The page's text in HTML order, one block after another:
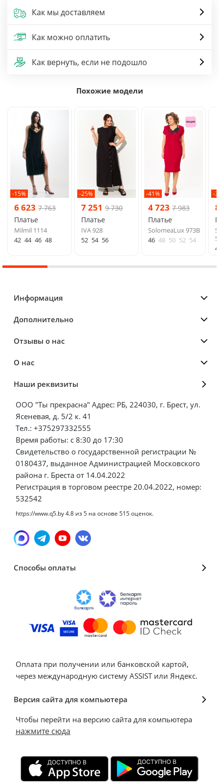
Как мы доставляем
Как можно оплатить
Как вернуть, если не подошло
Похожие модели
-15%
6 623 7 763
Платье
Milmil 1114
42 44 46 48
-25%
7 251 9 730
Платье
IVA 928
52 54 56
-41%
4 723 7 983
Платье
SolomeaLux 973В
46 48 50 52 54
-
Информация
Дополнительно
Отзывы о нас
О нас
Наши реквизиты
ООО "Ты прекрасна" Адрес: РБ, 224030, г. Брест, ул.
Ясеневая, д. 5/2 к. 41
Тел.: +375297332555
Время работы: с 8:30 до 17:30
Свидетельство о государственной регистрации №
0180437, выданное Администрацией Московского
района г. Бреста от 14.04.2022
Регистрация в торговом реестре 20.04.2022, номер:
532542
https://www.q5.by4.8 из5 на основе 515оценок.
Способы оплаты
Оплата при получении или банковской картой,
через международную систему ASSIST или Яндекс.
Версия сайта для компьютера
Чтобы перейти на версию сайта для компьютера
нажмите сюда